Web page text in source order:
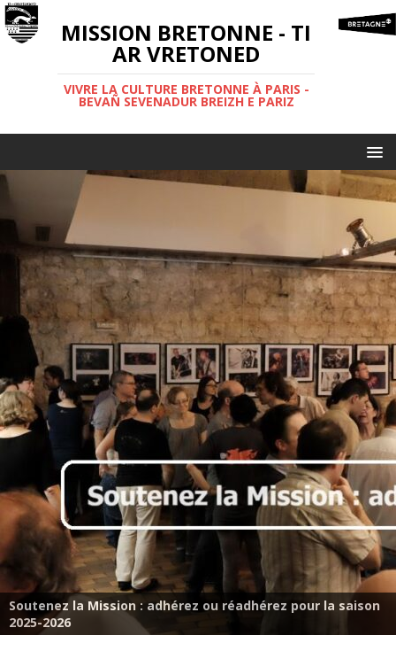
MISSION BRETONNE - TI
AR VRETONED
VIVRE LA CULTURE BRETONNE À PARIS -
BEVAÑ SEVENADUR BREIZH E PARIZ
Soutenez la Mission : adhérez ou réadhérez pour la saison
2025-2026